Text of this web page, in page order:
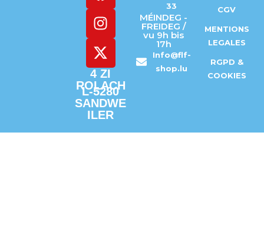
4 ZI
ROLACH
L-5280
SANDWE
ILER
33
MÉINDEG -
FREIDEG /
vu 9h bis
17h
Info@flf-
shop.lu
CGV
MENTIONS
LEGALES
RGPD &
COOKIES